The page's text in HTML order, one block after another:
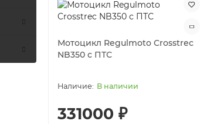
Мотоцикл Regulmoto Crosstrec
NB350 с ПТС
В наличии
331000 ₽